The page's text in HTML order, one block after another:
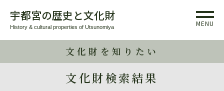
宇都宮の歴史と文化財
History & cultural properties of Utsunomiya MENU
文化財を知りたい
文化財検索結果